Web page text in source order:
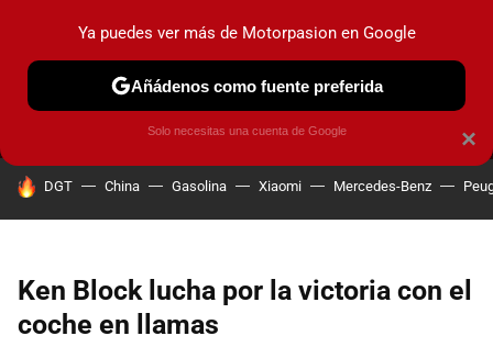
MENÚ NUEVO
COCHES ELÉCTRICOS OBSERVATORIO
HOY SE HABLA DE
DGT China Gasolina Xiaomi Mercedes-Benz
Ken Block lucha por la victoria con el
coche en llamas
×
Ya puedes ver más de Motorpasion en Google
Añádenos como fuente preferida
Solo necesitas una cuenta de Google